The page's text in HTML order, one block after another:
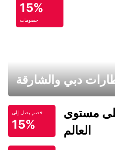
15%
خصومات
دبي والشارقة
خصم يصل إلى
15%
مستوى
العالم